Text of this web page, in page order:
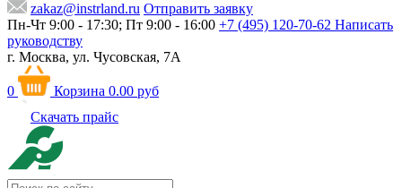
zakaz@instrland.ru Отправить заявку
Пн-Чт 9:00 - 17:30; Пт 9:00 - 16:00 +7 (495) 120-70-62 Написать
руководству
г. Москва, ул. Чусовская, 7А
0 Корзина 0.00 руб
Скачать прайс